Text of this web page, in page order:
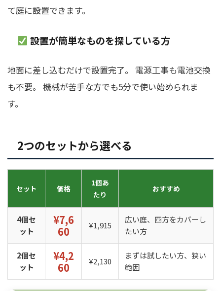
て庭に設置できます。
設置が簡単なものを探している方
地面に差し込むだけで設置完了。 電源工事も電池交換
も不要。 機械が苦手な方でも5分で使い始められま
す。
2つのセットから選べる
セット 価格
1個あ
たり
おすすめ
4個セ
ット
¥7,6
60
¥1,915
広い庭、四方をカバーし
たい方
2個セ
ット
¥4,2
60
¥2,130
まずは試したい方、狭い
範囲